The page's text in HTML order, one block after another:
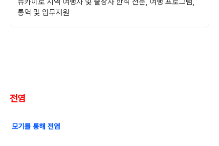
통역 및 업무지원
전염
모기를 통해 전염